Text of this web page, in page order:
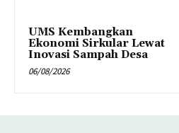
UMS Kembangkan
Ekonomi Sirkular Lewat
Inovasi Sampah Desa
06/08/2026